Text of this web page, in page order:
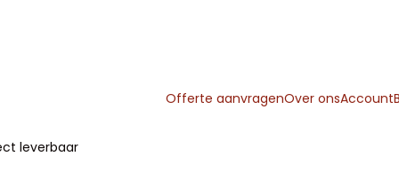
leverbaar
Offerte aanvragenOver onsAccount